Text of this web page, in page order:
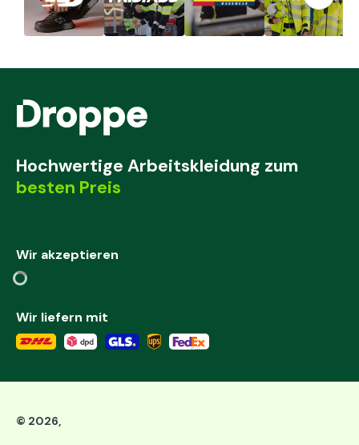
Hochwertige Arbeitskleidung zum
besten Preis
Wir akzeptieren
Wir liefern mit
© 2026,